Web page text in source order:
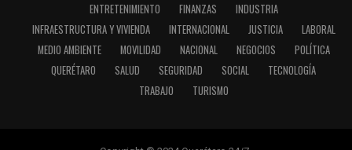
ENTRETENIMIENTO
FINANZAS
INDUSTRIA
INFRAESTRUCTURA Y VIVIENDA
INTERNACIONAL JUSTICIA
LABORAL
MEDIO AMBIENTE
MOVILIDAD NACIONAL NEGOCIOS
POLÍTICA
QUERÉTARO
SALUD SEGURIDAD SOCIAL
TECNOLOGÍA
TRABAJO
TURISMO